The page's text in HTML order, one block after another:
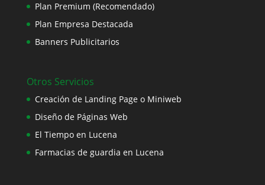
Plan Premium (Recomendado)
Plan Empresa Destacada
Banners Publicitarios
Otros Servicios
Creación de Landing Page o Miniweb
Diseño de Páginas Web
El Tiempo en Lucena
Farmacias de guardia en Lucena